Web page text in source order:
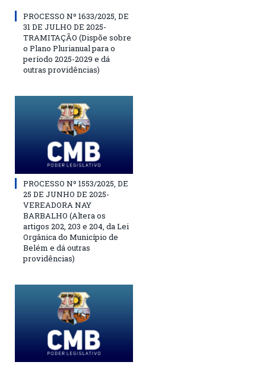
PROCESSO Nº 1633/2025, DE
31 DE JULHO DE 2025-
TRAMITAÇÃO (Dispõe sobre
o Plano Plurianual para o
período 2025-2029 e dá
outras providências)
PROCESSO Nº 1553/2025, DE
25 DE JUNHO DE 2025-
VEREADORA NAY
BARBALHO (Altera os
artigos 202, 203 e 204, da Lei
Orgânica do Município de
Belém e dá outras
providências)